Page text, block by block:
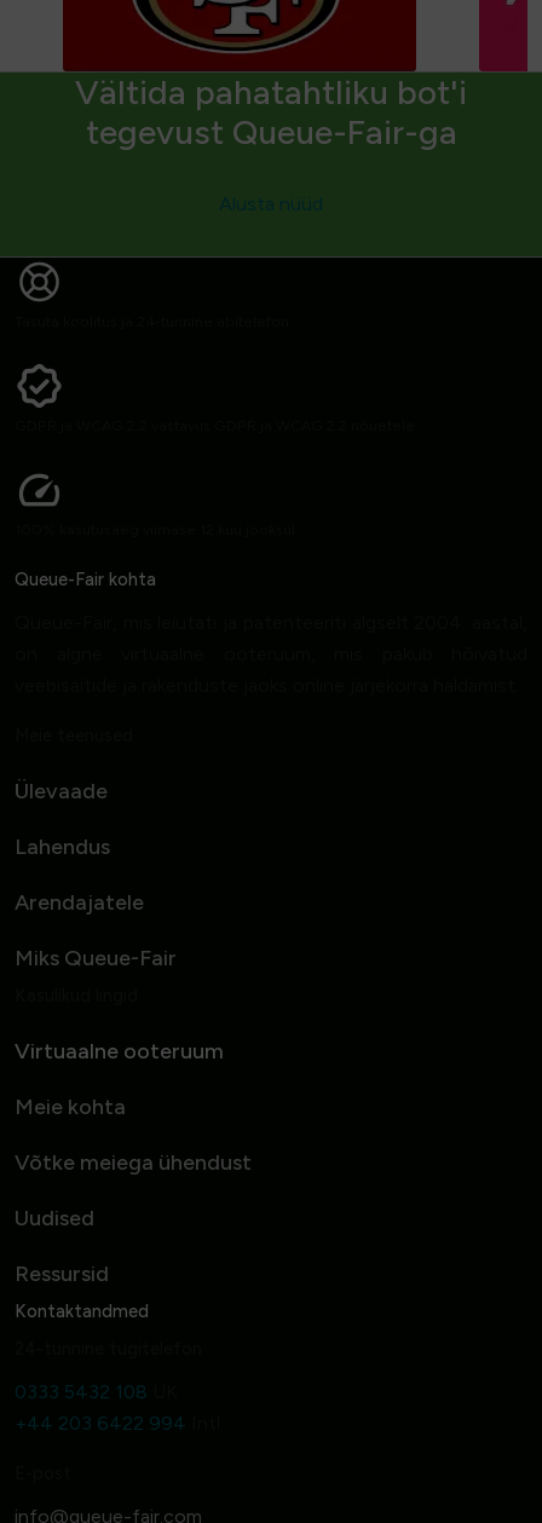
Vältida pahatahtliku bot'i
tegevust Queue-Fair-ga
Queue-Fair kohta
Ülevaade
Lahendus
Arendajatele
Miks Queue-Fair
Virtuaalne ooteruum
Meie kohta
Võtke meiega ühendust
Uudised
Ressursid
Kontaktandmed
0333 5432 108
+44 203 6422 994